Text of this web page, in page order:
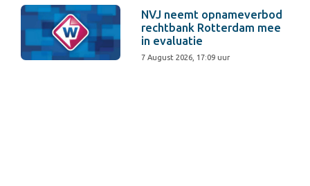
NVJ neemt opnameverbod
rechtbank Rotterdam mee
in evaluatie
7 August 2026, 17:09 uur